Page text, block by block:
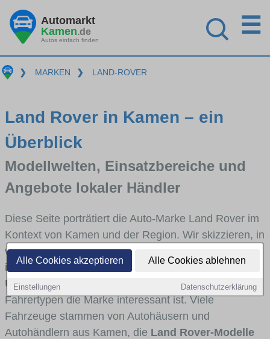
Alle Cookies akzeptieren Alle Cookies ablehnen
Einstellungen Datenschutzerklärung
Automarkt
Kamen.de
Autos einfach finden
☰
❯ MARKEN ❯ LAND-ROVER
Land Rover in Kamen – ein
Überblick
Modellwelten, Einsatzbereiche und
Angebote lokaler Händler
Diese Seite porträtiert die Auto-Marke Land Rover im
Kontext von Kamen und der Region. Wir skizzieren, in
welchen Fahrzeugklassen Land Rover stark vertreten
ist, welche Modellreihen häufig im Stadt- und
Umlandverkehr zu sehen sind und für welche
Fahrertypen die Marke interessant ist. Viele
Fahrzeuge stammen von Autohäusern und
Autohändlern aus Kamen, die Land Rover-Modelle